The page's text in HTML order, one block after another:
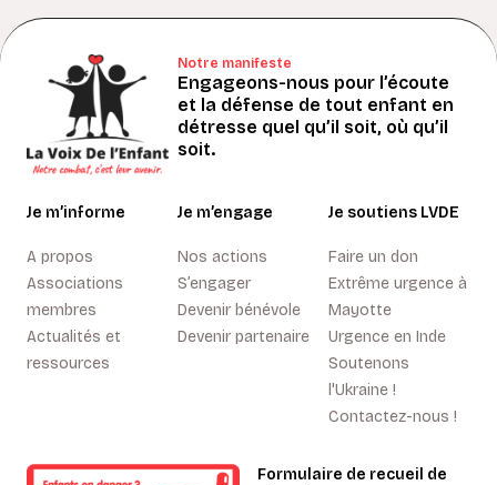
Notre manifeste
Engageons-nous pour l’écoute
et la défense de tout enfant en
détresse quel qu’il soit, où qu’il
soit.
Je m’informe
A propos
Associations
membres
Actualités et
ressources
Je m’engage
Nos actions
S’engager
Devenir bénévole
Devenir partenaire
Je soutiens LVDE
Faire un don
Extrême urgence à
Mayotte
Urgence en Inde
Soutenons
l'Ukraine !
Contactez-nous !
Formulaire de recueil de